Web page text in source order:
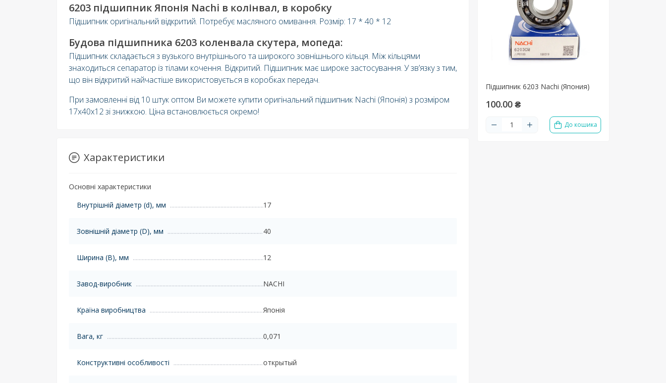
Підшипник 6203 Nachi (Япония)
100.00 ₴
До кошика
6203 підшипник Японія Nachi в колінвал, в коробку
Підшипник оригінальний відкритий. Потребує масляного омивання. Розмір: 17 * 40 * 12
Будова підшипника 6203 коленвала скутера, мопеда:
Підшипник складається з вузького внутрішнього та широкого зовнішнього кільця. Між кільцями
знаходиться сепаратор із тілами кочення. Відкритий. Підшипник має широке застосування. У зв’язку з тим,
що він відкритий найчастіше використовується в коробках передач.
При замовленні від 10 штук оптом Ви можете купити оригінальний підшипник Nachi (Японія) з розміром
17х40х12 зі знижкою. Ціна встановлюється окремо!
Характеристики
Основні характеристики
Внутрішній діаметр (d), мм
17
Зовнішній діаметр (D), мм 40
Ширина (B), мм 12
Завод-виробник NACHI
Країна виробництва Японія
Вага, кг 0,071
Конструктивні особливості открытый